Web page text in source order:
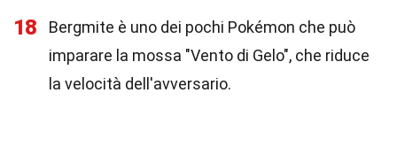
18
Bergmite è uno dei pochi Pokémon che può
imparare la mossa "Vento di Gelo", che riduce
la velocità dell'avversario.